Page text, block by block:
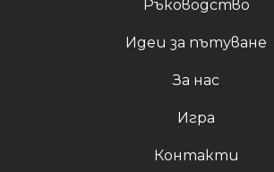
Ръководство
Идеи за пътуване
За нас
Игра
Контакти